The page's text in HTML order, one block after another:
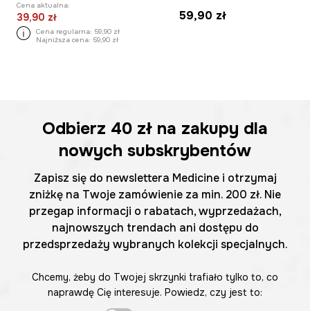
Cena aktualna:
39,90 zł
Cena regularna: 59,90 zł
Najniższa cena: 59,90 zł
59,90 zł
Odbierz 40 zł na zakupy dla
nowych subskrybentów
Zapisz się do newslettera Medicine i otrzymaj
zniżkę na Twoje zamówienie za min. 200 zł. Nie
przegap informacji o rabatach, wyprzedażach,
najnowszych trendach ani dostępu do
przedsprzedaży wybranych kolekcji specjalnych.
Chcemy, żeby do Twojej skrzynki trafiało tylko to, co
naprawdę Cię interesuje. Powiedz, czy jest to: